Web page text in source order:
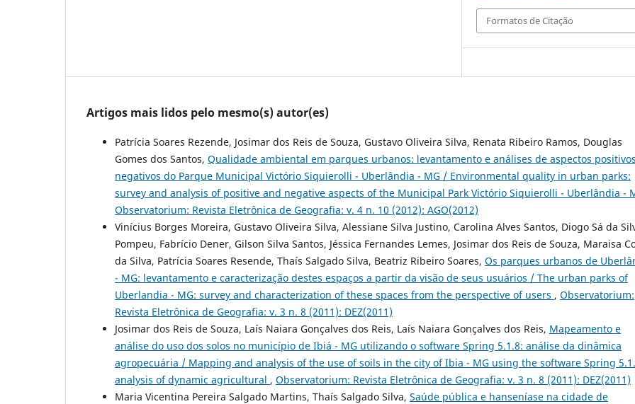
Formatos de Citação
Artigos mais lidos pelo mesmo(s) autor(es)
Patrícia Soares Rezende, Josimar dos Reis de Souza, Gustavo Oliveira Silva, Renata Ribeiro Ramos, Douglas
Gomes dos Santos, Qualidade ambiental em parques urbanos: levantamento e análises de aspectos
negativos do Parque Municipal Victório Siquierolli - Uberlândia - MG / Environmental quality in urban parks:
survey and analysis of positive and negative aspects of the Municipal Park Victório Siquierolli - Uberlândia -
Observatorium: Revista Eletrônica de Geografia: v. 4 n. 10 (2012): AGO(2012)
Vinícius Borges Moreira, Gustavo Oliveira Silva, Alessiane Silva Justino, Carolina Alves Santos, Diogo Sá da
Pompeu, Fabrício Dener, Gilson Silva Santos, Jéssica Fernandes Lemes, Josimar dos Reis de Souza, Maraisa
da Silva, Patrícia Soares Resende, Thaís Salgado Silva, Beatriz Ribeiro Soares, Os parques urbanos de
- MG: levantamento e caracterização destes espaços a partir da visão de seus usuários / The urban parks of
Uberlandia - MG: survey and characterization of these spaces from the perspective of users , Observatorium:
Revista Eletrônica de Geografia: v. 3 n. 8 (2011): DEZ(2011)
Josimar dos Reis de Souza, Laís Naiara Gonçalves dos Reis, Laís Naiara Gonçalves dos Reis, Mapeamento e
análise do uso dos solos no município de Ibiá - MG utilizando o software Spring 5.1.8: análise da dinâmica
agropecuária / Mapping and analysis of the use of soils in the city of Ibia - MG using the software Spring
analysis of dynamic agricultural , Observatorium: Revista Eletrônica de Geografia: v. 3 n. 8 (2011): DEZ(2011)
Maria Vicentina Pereira Salgado Martins, Thaís Salgado Silva, Saúde pública e hanseníase na cidade de